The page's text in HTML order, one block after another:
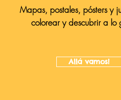
Mapas, postales, pósters y
colorear y descubrir a lo
Allá vamos!